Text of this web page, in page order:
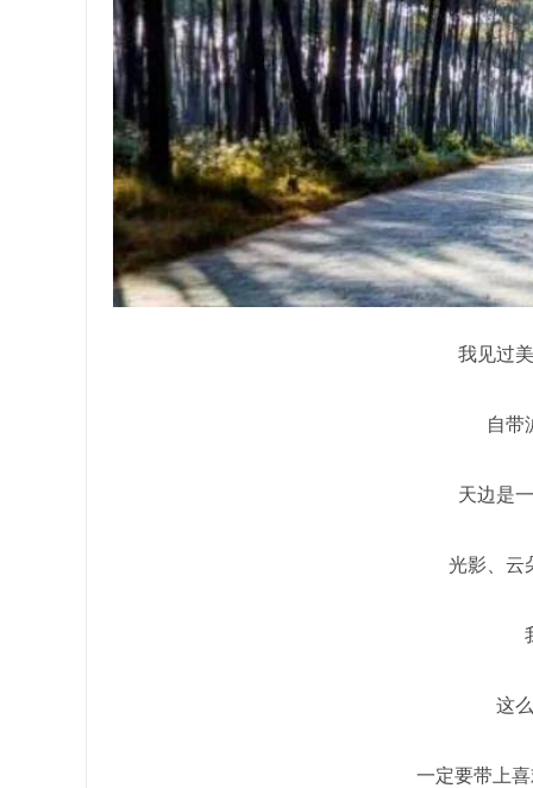
我见过
自带
天边是
光影、云
这
一定要带上